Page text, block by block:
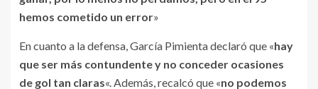
hemos cometido un error»
En cuanto a la defensa, García Pimienta declaró que «hay
que ser más contundente y no conceder ocasiones
de gol tan claras«. Además, recalcó que «no podemos